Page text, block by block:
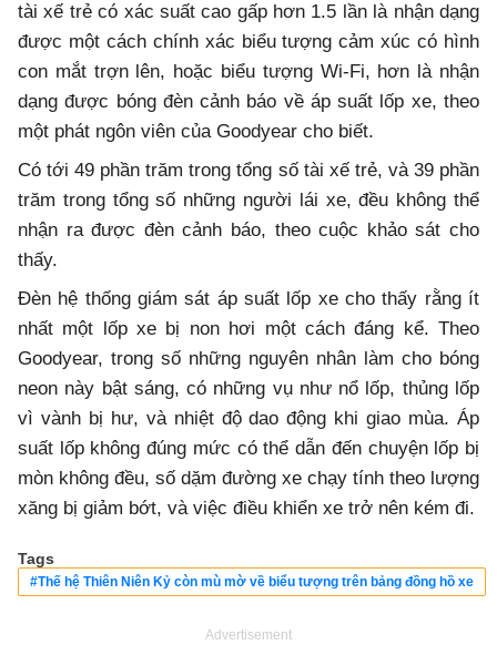
tài xế trẻ có xác suất cao gấp hơn 1.5 lần là nhận dạng
được một cách chính xác biểu tượng cảm xúc có hình
con mắt trợn lên, hoặc biểu tượng Wi-Fi, hơn là nhận
dạng được bóng đèn cảnh báo về áp suất lốp xe, theo
một phát ngôn viên của Goodyear cho biết.
Có tới 49 phần trăm trong tổng số tài xế trẻ, và 39 phần
trăm trong tổng số những người lái xe, đều không thể
nhận ra được đèn cảnh báo, theo cuộc khảo sát cho
thấy.
Đèn hệ thống giám sát áp suất lốp xe cho thấy rằng ít
nhất một lốp xe bị non hơi một cách đáng kể. Theo
Goodyear, trong số những nguyên nhân làm cho bóng
neon này bật sáng, có những vụ như nổ lốp, thủng lốp
vì vành bị hư, và nhiệt độ dao động khi giao mùa. Áp
suất lốp không đúng mức có thể dẫn đến chuyện lốp bị
mòn không đều, số dặm đường xe chạy tính theo lượng
xăng bị giảm bớt, và việc điều khiển xe trở nên kém đi.
Tags
#Thế hệ Thiên Niên Kỷ còn mù mờ về biểu tượng trên bảng đồng hồ xe
Advertisement